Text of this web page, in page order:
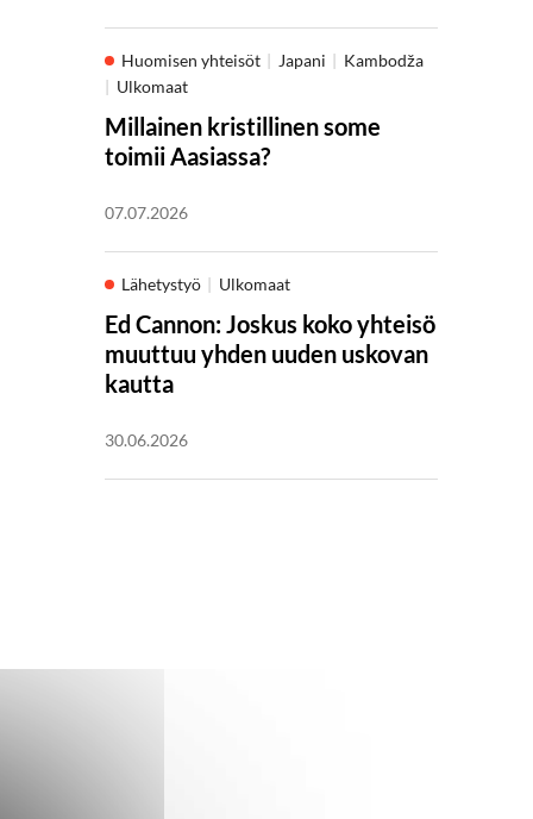
Huomisen yhteisöt Japani
Kambodža
Ulkomaat
Millainen kristillinen some
toimii Aasiassa?
07.07.2026
Lähetystyö Ulkomaat
Ed Cannon: Joskus koko yhteisö
muuttuu yhden uuden uskovan
kautta
30.06.2026